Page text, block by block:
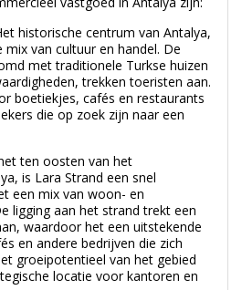
historische centrum van Antalya,
mix van cultuur en handel. De
met traditionele Turkse huizen
trekken toeristen aan.
boetiekjes, cafés en restaurants
die op zoek zijn naar een
ten oosten van het
is Lara Strand een snel
een mix van woon- en
ligging aan het strand trekt een
waardoor het een uitstekende
en andere bedrijven die zich
groeipotentieel van het gebied
locatie voor kantoren en